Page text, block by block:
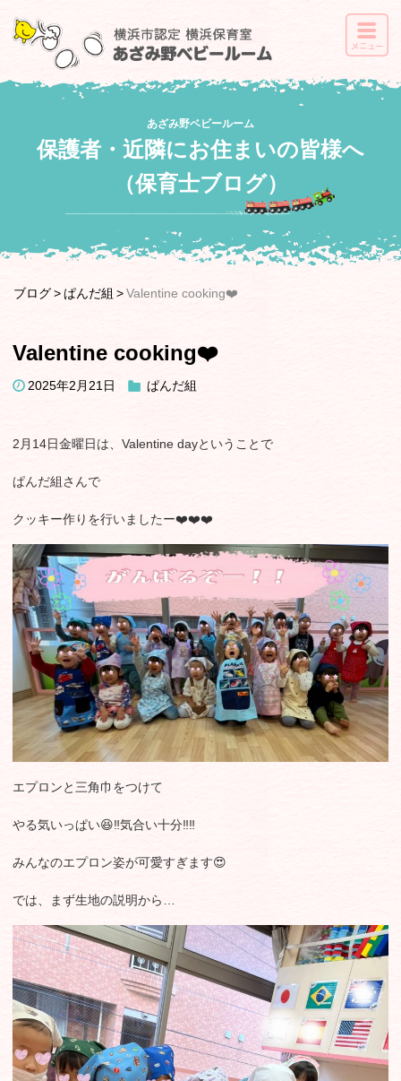
あざみ野ベビールーム
保護者・近隣にお住まいの皆様へ
（保育士ブログ）
ブログ ぱんだ組 Valentine cooking❤️
Valentine cooking❤️
2025年2月21日 ぱんだ組
2月14日金曜日は、Valentine dayということで
ぱんだ組さんで
クッキー作りを行いましたー❤️❤️❤️
エプロンと三角巾をつけて
やる気いっぱい😆‼️気合い十分‼️‼️
みんなのエプロン姿が可愛すぎます😍
では、まず生地の説明から…